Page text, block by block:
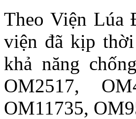
Theo Viện Lúa
viện đã kịp
khả năng
OM2517,
OM11735,